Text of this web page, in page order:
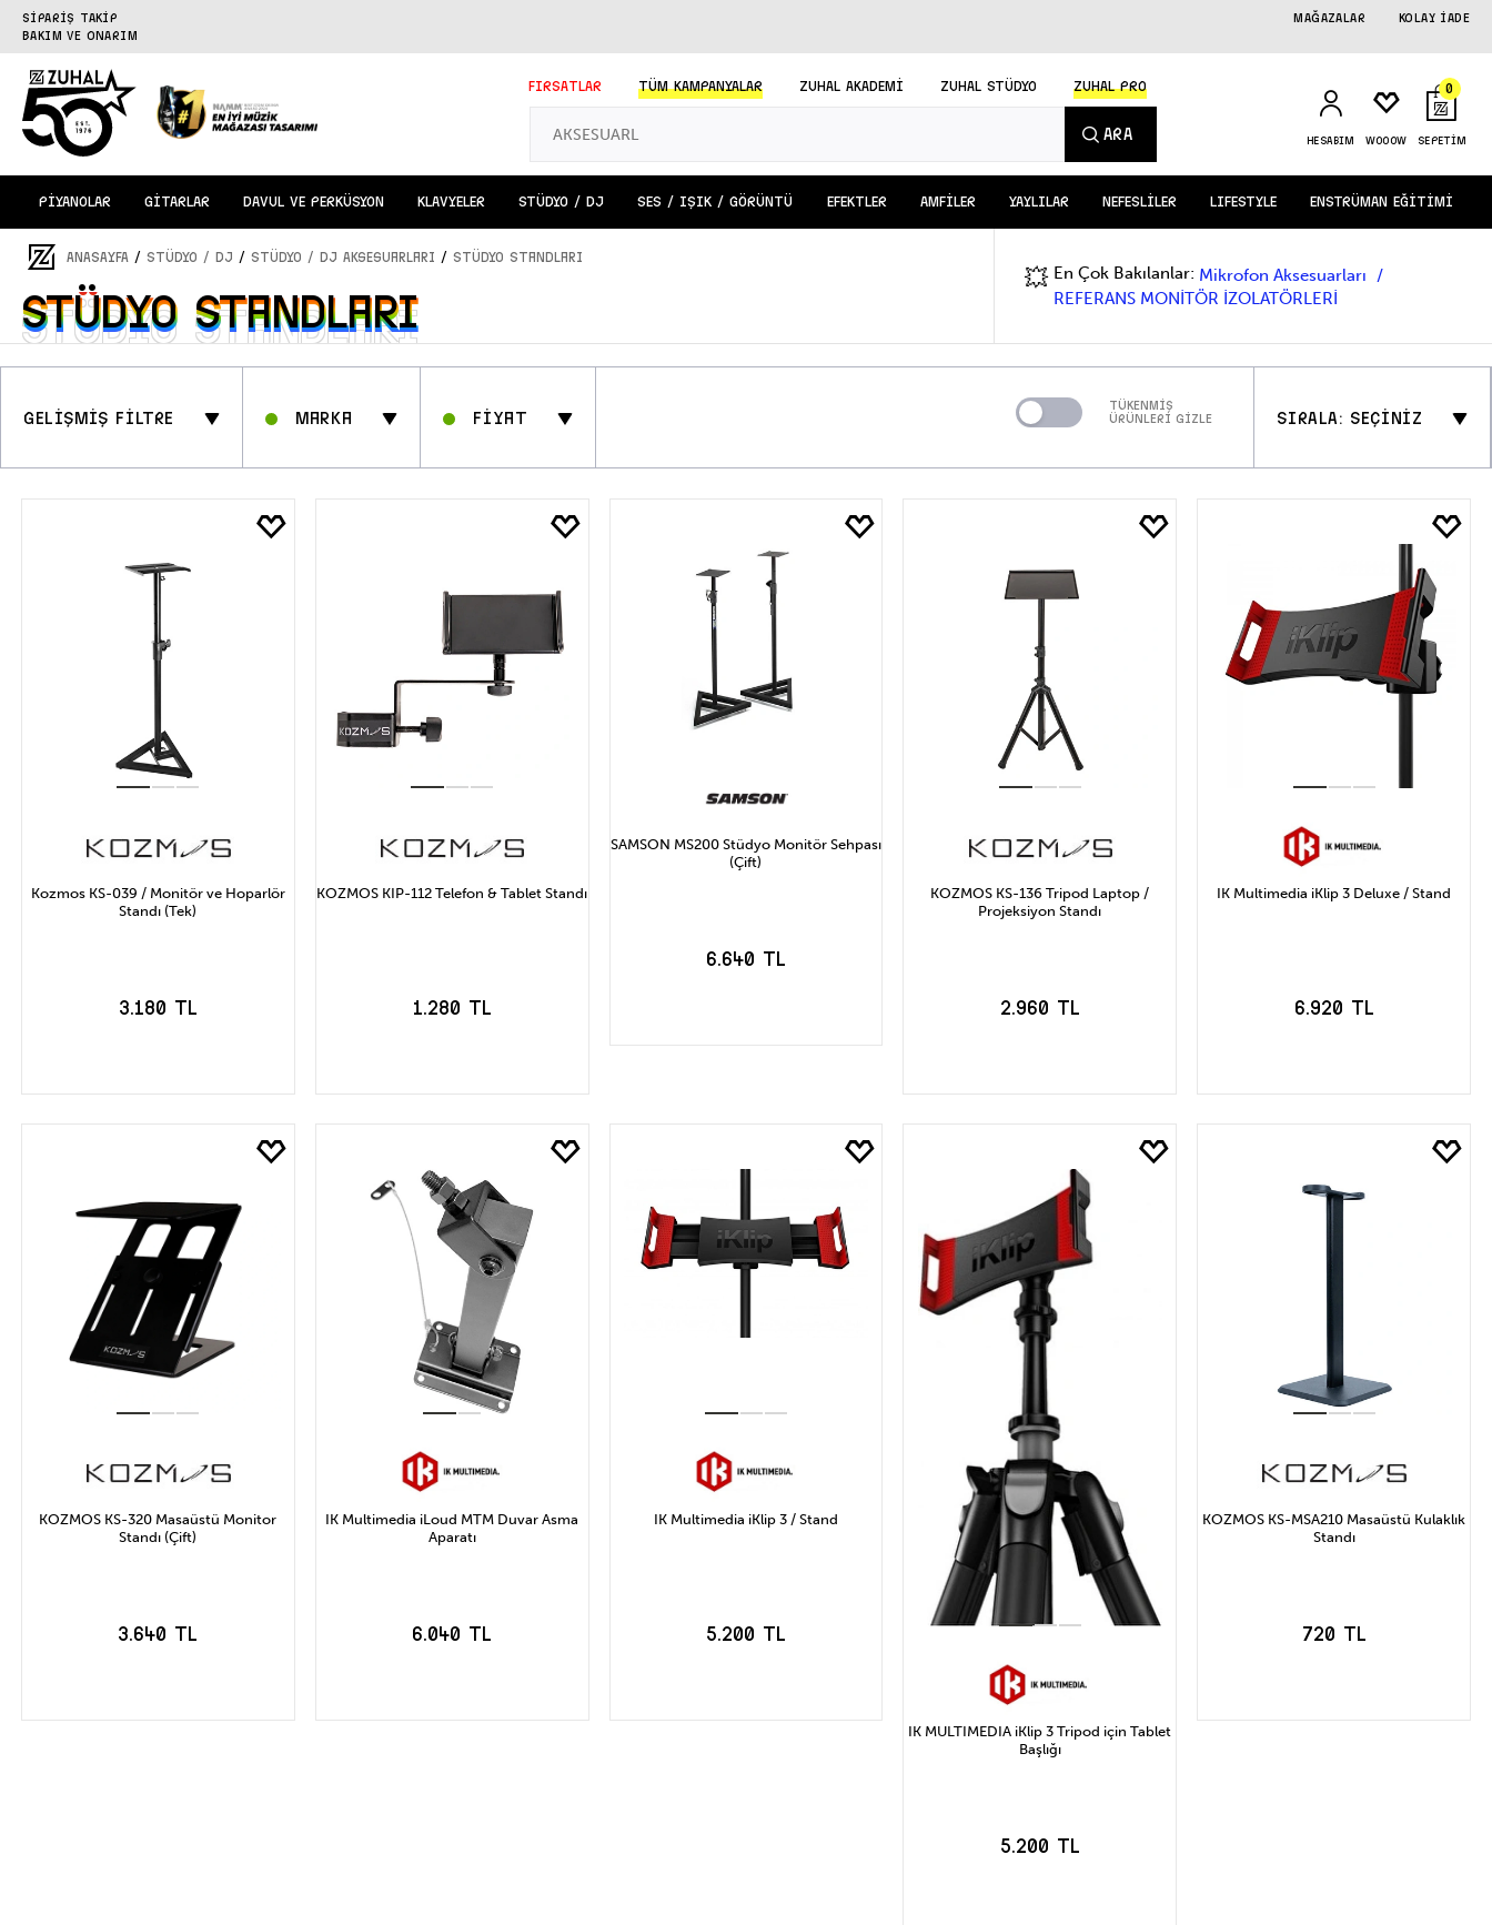
SİPARİŞ TAKİP
BAKIM VE ONARIM
KOLAY İADE
MAĞAZALAR
FIRSATLAR TÜMKAMPANYALAR ZUHAL AKADEMİ ZUHAL STÜDYO ZUHAL PRO
ARA HESABIM WOOOW
0
SEPETİM
PİYANOLAR GİTARLAR DAVUL VE PERKÜSYON KLAVYELER STÜDYO / DJ SES / IŞIK / GÖRÜNTÜ EFEKTLER AMFİLER YAYLILAR NEFESLİLER LIFESTYLE ENSTRÜMAN EĞİTİMİ
ANASAYFA / STÜDYO / DJ / Stüdyo / DJ Aksesuarları / Stüdyo Standları
Stüdyo Standları
Stüdyo Standları
💥 En Çok Bakılanlar: Mikrofon Aksesuarları
REFERANS MONİTÖR İZOLATÖRLERİ
GELİŞMİŞ FİLTRE Marka
BEHRINGER SAMSON
Uygula
Fİyat
754₺ ve Altı 754₺ ile 1.507₺ Arası 1.507₺ ile 2.261₺ Arası
2.261₺ ile 3.014₺ Arası 3.768₺ ve Üzeri
TÜKENMİŞ
ÜRÜNLERİ GİZLE
SIRALA: SEÇİNİZ
Kozmos KS-039 / Monitör ve Hoparlör
Standı (Tek)
3.180 TL
SEPETE EKLE
KOZMOS KIP-112 Telefon & Tablet Standı
1.280 TL
SEPETE EKLE
SAMSON MS200 Stüdyo Monitör Sehpası
(Çift)
6.640 TL
KOZMOS KS-136 Tripod Laptop /
Projeksiyon Standı
2.960 TL
SEPETE EKLE
IK Multimedia iKlip 3 Deluxe / Stand
6.920 TL
SEPETE EKLE
KOZMOS KS-320 Masaüstü Monitor
Standı (Çift)
3.640 TL
IK Multimedia iLoud MTM Duvar Asma
Aparatı
6.040 TL
IK Multimedia iKlip 3 / Stand
5.200 TL
IK MULTIMEDIA iKlip 3 Tripod için Tablet
Başlığı
5.200 TL
KOZMOS KS-MSA210 Masaüstü Kulaklık
Standı
720 TL